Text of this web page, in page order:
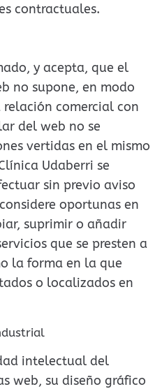
contractuales.
y acepta, que el
no supone, en modo
comercial con
del web no se
vertidas en el mismo
Udaberri se
sin previo aviso
oportunas en
suprimir o añadir
que se presten a
la forma en la que
o localizados en
intelectual del
web, su diseño gráfico